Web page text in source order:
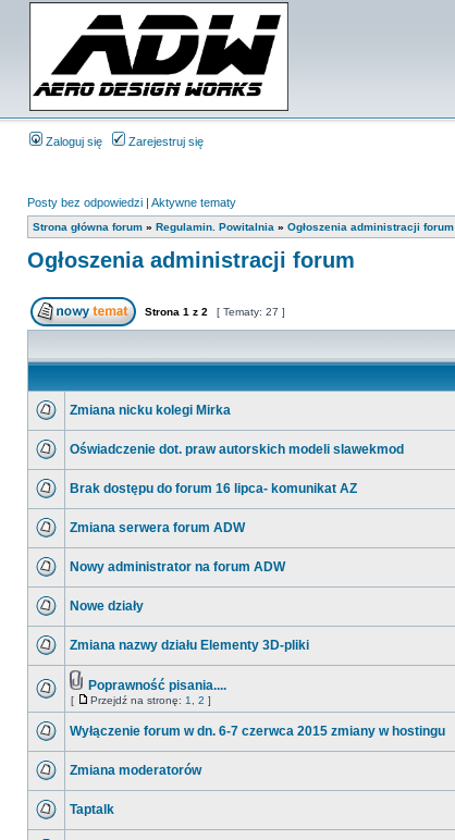
Zaloguj się Zarejestruj się
Posty bez odpowiedzi | Aktywne tematy
Strona główna forum » Regulamin. Powitalnia » Ogłoszenia administracji forum
Ogłoszenia administracji forum
Strona 1 z 2 [ Tematy: 27 ]
Zmiana nicku kolegi Mirka
Oświadczenie dot. praw autorskich modeli slawekmod
Brak dostępu do forum 16 lipca- komunikat AZ
Zmiana serwera forum ADW
Nowy administrator na forum ADW
Nowe działy
Zmiana nazwy działu Elementy 3D-pliki
Poprawność pisania....
[ Przejdź na stronę: 1 2 ]
Wyłączenie forum w dn. 6-7 czerwca 2015 zmiany w hostingu
Zmiana moderatorów
Taptalk